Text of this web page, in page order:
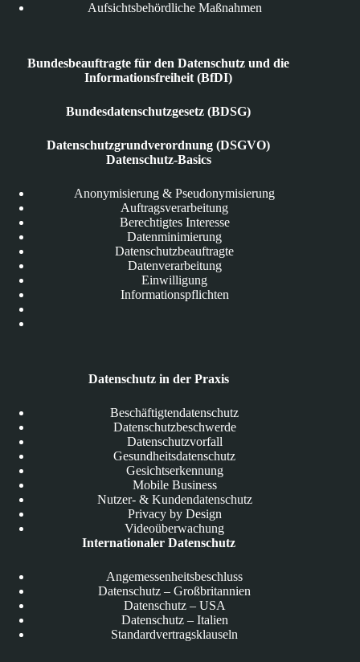
Aufsichtsbehördliche Maßnahmen
Bundesbeauftragte für den Datenschutz und die
Informationsfreiheit (BfDI)
Bundesdatenschutzgesetz (BDSG)
Datenschutzgrundverordnung (DSGVO)
Datenschutz-Basics
Anonymisierung & Pseudonymisierung
Auftragsverarbeitung
Berechtigtes Interesse
Datenminimierung
Datenschutzbeauftragte
Datenverarbeitung
Einwilligung
Informationspflichten
Datenschutz in der Praxis
Beschäftigtendatenschutz
Datenschutzbeschwerde
Datenschutzvorfall
Gesundheitsdatenschutz
Gesichtserkennung
Mobile Business
Nutzer- & Kundendatenschutz
Privacy by Design
Videoüberwachung
Internationaler Datenschutz
Angemessenheitsbeschluss
Datenschutz – Großbritannien
Datenschutz – USA
Datenschutz – Italien
Standardvertragsklauseln